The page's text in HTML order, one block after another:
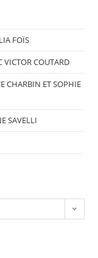
FOÏS
VICTOR COUTARD
CHARBIN ET SOPHIE
SAVELLI